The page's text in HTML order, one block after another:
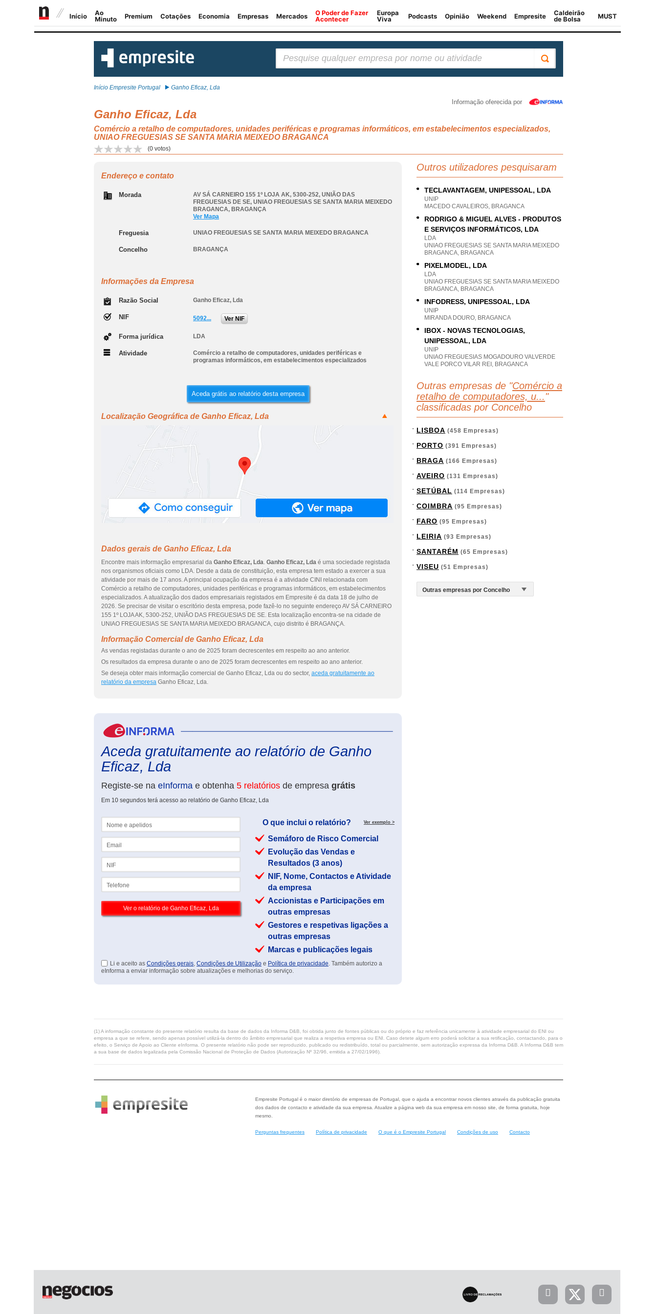
Início Empresite Portugal Ganho Eficaz, Lda
Informação oferecida por
Ganho Eficaz, Lda
Comércio a retalho de computadores, unidades periféricas e programas informáticos, em estabelecimentos especializados,
UNIAO FREGUESIAS SE SANTA MARIA MEIXEDO BRAGANCA
(0 votos)
Endereço e contato
Morada
AV SÁ CARNEIRO 155 1º LOJA AK, 5300-252, UNIÃO DAS
FREGUESIAS DE SE, UNIAO FREGUESIAS SE SANTA MARIA MEIXEDO
BRAGANCA, BRAGANÇA
Ver Mapa
Freguesia UNIAO FREGUESIAS SE SANTA MARIA MEIXEDO BRAGANCA
Concelho BRAGANÇA
Informações da Empresa
Razão Social Ganho Eficaz, Lda
NIF 5092... Ver NIF
Forma jurídica LDA
Atividade
Comércio a retalho de computadores, unidades periféricas e
programas informáticos, em estabelecimentos especializados
Aceda grátis ao relatório desta empresa
Localização Geográfica de Ganho Eficaz, Lda
Dados gerais de Ganho Eficaz, Lda
Encontre mais informação empresarial da Ganho Eficaz, Lda. Ganho Eficaz, Lda é uma sociedade registada
nos organismos oficiais como LDA. Desde a data de constituição, esta empresa tem estado a exercer a sua
atividade por mais de 17 anos. A principal ocupação da empresa é a atividade CINI relacionada com
Comércio a retalho de computadores, unidades periféricas e programas informáticos, em estabelecimentos
especializados. A atualização dos dados empresariais registados em Empresite é da data 18 de julho de
2026. Se precisar de visitar o escritório desta empresa, pode fazê-lo no seguinte endereço AV SÁ CARNEIRO
155 1º LOJA AK, 5300-252, UNIÃO DAS FREGUESIAS DE SE. Esta localização encontra-se na cidade de
UNIAO FREGUESIAS SE SANTA MARIA MEIXEDO BRAGANCA, cujo distrito é BRAGANÇA.
Informação Comercial de Ganho Eficaz, Lda
As vendas registadas durante o ano de 2025 foram decrescentes em respeito ao ano anterior.
Os resultados da empresa durante o ano de 2025 foram decrescentes em respeito ao ano anterior.
Se deseja obter mais informação comercial de Ganho Eficaz, Lda ou do sector, aceda gratuitamente ao
relatório da empresa Ganho Eficaz, Lda.
Aceda gratuitamente ao relatório de Ganho
Eficaz, Lda
Registe-se na eInforma e obtenha 5 relatórios de empresa grátis
Em 10 segundos terá acesso ao relatório de Ganho Eficaz, Lda
O que inclui o relatório? Ver exemplo >
Semáforo de Risco Comercial
Evolução das Vendas e
Resultados (3 anos)
NIF, Nome, Contactos e Atividade
da empresa
Accionistas e Participações em
outras empresas
Gestores e respetivas ligações a
outras empresas
Marcas e publicações legais
Li e aceito as Condições gerais, Condições de Utilização e Política de privacidade. Também autorizo a
eInforma a enviar informação sobre atualizações e melhorias do serviço.
Outros utilizadores pesquisaram
TECLAVANTAGEM, UNIPESSOAL, LDA
UNIP
MACEDO CAVALEIROS, BRAGANCA
RODRIGO & MIGUEL ALVES - PRODUTOS
E SERVIÇOS INFORMÁTICOS, LDA
LDA
UNIAO FREGUESIAS SE SANTA MARIA MEIXEDO
BRAGANCA, BRAGANCA
PIXELMODEL, LDA
LDA
UNIAO FREGUESIAS SE SANTA MARIA MEIXEDO
BRAGANCA, BRAGANCA
INFODRESS, UNIPESSOAL, LDA
UNIP
MIRANDA DOURO, BRAGANCA
IBOX - NOVAS TECNOLOGIAS,
UNIPESSOAL, LDA
UNIP
UNIAO FREGUESIAS MOGADOURO VALVERDE
VALE PORCO VILAR REI, BRAGANCA
Outras empresas de "Comércio a
retalho de computadores, u... "
classificadas por Concelho
LISBOA (458 Empresas)
PORTO (391 Empresas)
BRAGA (166 Empresas)
AVEIRO (131 Empresas)
SETÚBAL (114 Empresas)
COIMBRA (95 Empresas)
FARO (95 Empresas)
LEIRIA (93 Empresas)
SANTARÉM (65 Empresas)
VISEU (51 Empresas)
(1) A informação constante do presente relatório resulta da base de dados da Informa D&B, foi obtida junto de fontes públicas ou do próprio e faz referência unicamente à atividade empresarial do ENI ou
empresa a que se refere, sendo apenas possível utilizá-la dentro do âmbito empresarial que realiza a respetiva empresa ou ENI. Caso detete algum erro poderá solicitar a sua retificação, contactando, para o
efeito, o Serviço de Apoio ao Cliente eInforma. O presente relatório não pode ser reproduzido, publicado ou redistribuído, total ou parcialmente, sem autorização expressa da Informa D&B. A Informa D&B tem
a sua base de dados legalizada pela Comissão Nacional de Proteção de Dados (Autorização Nº 32/96, emitida a 27/02/1996).
Empresite Portugal é o maior diretório de empresas de Portugal, que o ajuda a encontrar novos clientes através da publicação gratuita
dos dados de contacto e atividade da sua empresa. Atualize a página web da sua empresa em nosso site, de forma gratuita, hoje
mesmo.
Perguntas frequentes Política de privacidade O que é o Empresite Portugal Condições de uso Contacto